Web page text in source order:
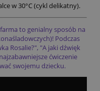
w 30°C (cykl delikatny).
to genialny sposób na
Podczas
Rosalie?", "A jaki dźwięk
ćwiczenie
swojemu dziecku.